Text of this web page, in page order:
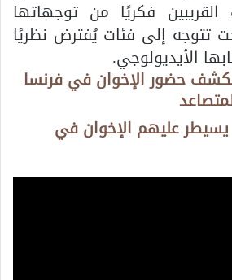
فكريًا من توجهاتها
تتوجه إلى فئات يُفترض نظريًا
الأيديولوجي.
حضور الإخوان في فرنسا
يسيطر عليهم الإخوان في